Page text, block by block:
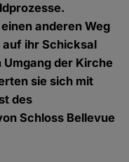
anderen Weg
ihr Schicksal
der Kirche
sie sich mit
des
Schloss Bellevue